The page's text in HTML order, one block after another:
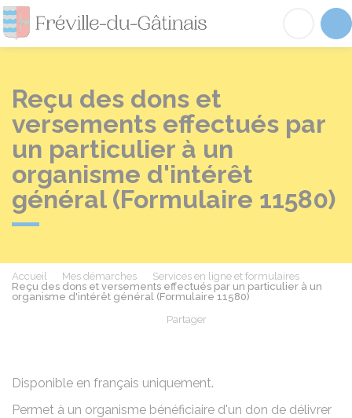
Fréville-du-
Reçu des dons et
versements effectués par
un particulier à un
organisme d'intérêt
général (Formulaire 11580)
Accueil Mes démarches
Services en ligne et formulaires
Reçu des dons et versements effectués par un particulier à un
organisme d'intérêt général (Formulaire 11580)
Partager
Disponible en français uniquement.
Permet à un organisme bénéficiaire d'un don de délivrer